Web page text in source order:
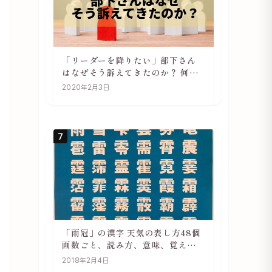
「リーダーを降りたい」部下さん
はなぜそう訴えてきたのか？ 何が
辛いのか？ あらためて考えてみる
2020年2月3日
7
「雨冠」の漢字 天気の表し方48個
画数ごと、読み方、意味、覚え方
をご紹介
2018年2月4日